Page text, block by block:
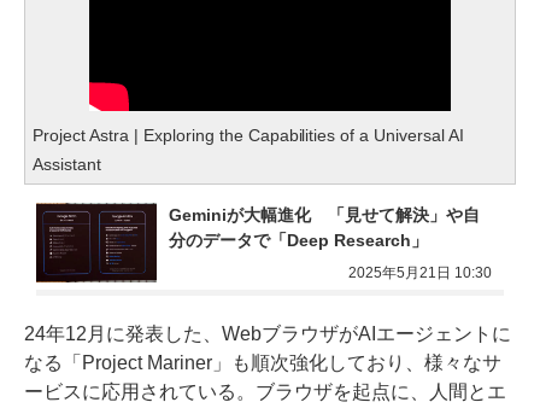
Project Astra | Exploring the Capabilities of a Universal AI
Assistant
Geminiが大幅進化　「見せて解決」や自
分のデータで「Deep Research」
2025年5月21日 10:30
24年12月に発表した、WebブラウザがAIエージェントに
なる「Project Mariner」も順次強化しており、様々なサ
ービスに応用されている。ブラウザを起点に、人間とエ